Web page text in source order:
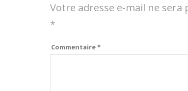
Votre adresse e-mail ne sera
*
Commentaire*